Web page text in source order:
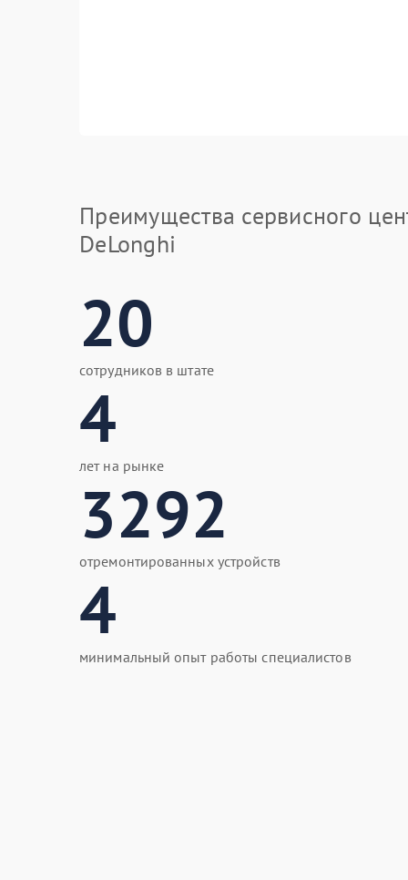
Преимущества сервисного
DeLonghi
20
сотрудников в штате
4
лет на рынке
3292
отремонтированных устройств
4
минимальный опыт работы специалистов